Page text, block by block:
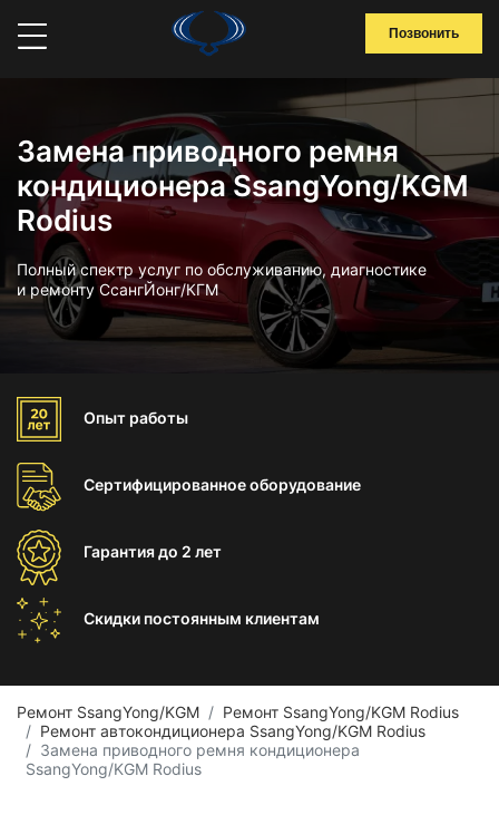
Позвонить
Замена приводного ремня
кондиционера SsangYong/KGM
Rodius
Полный спектр услуг по обслуживанию, диагностике
и ремонту СсангЙонг/КГМ
Опыт работы
Сертифицированноеоборудование
Гарантиядо 2 лет
Скидки постоянным клиентам
Ремонт SsangYong/KGM
Ремонт SsangYong/KGM Rodius
Ремонт автокондиционера SsangYong/KGM Rodius
Замена приводного ремня кондиционера
SsangYong/KGM Rodius